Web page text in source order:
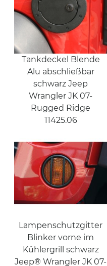
Tankdeckel Blende
Alu abschließbar
schwarz Jeep
Wrangler JK 07-
Rugged Ridge
11425.06
Lampenschutzgitter
Blinker vorne im
Kühlergrill schwarz
Jeep® Wrangler JK 07-